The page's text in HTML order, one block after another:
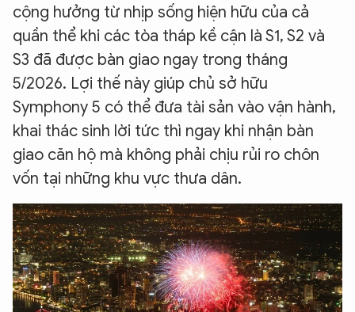
cộng hưởng từ nhịp sống hiện hữu của cả
quần thể khi các tòa tháp kề cận là S1, S2 và
S3 đã được bàn giao ngay trong tháng
5/2026. Lợi thế này giúp chủ sở hữu
Symphony 5 có thể đưa tài sản vào vận hành,
khai thác sinh lời tức thì ngay khi nhận bàn
giao căn hộ mà không phải chịu rủi ro chôn
vốn tại những khu vực thưa dân.